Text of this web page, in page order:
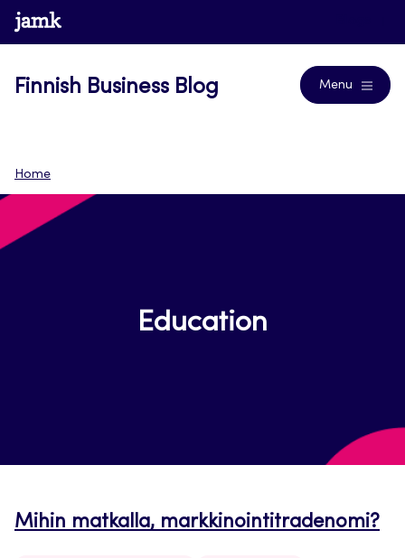
Skip
to
www.jamk.fi
Finnish Business Blog Menu
Home
Education
Mihin matkalla, markkinointitradenomi?